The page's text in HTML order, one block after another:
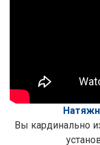
Вы кардинально